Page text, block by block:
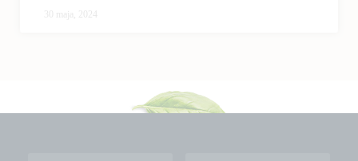
30 maja, 2024